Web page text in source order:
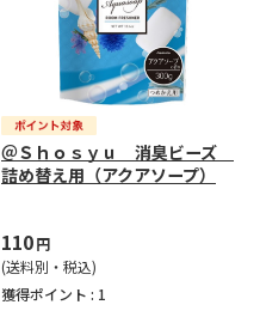
＠Ｓｈｏｓｙｕ 消臭ビーズ
詰め替え用（アクアソープ）
110円
(送料別・税込)
獲得ポイント : 1